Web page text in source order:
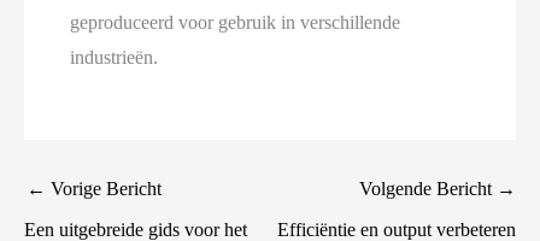
geproduceerd voor gebruik in verschillende
industrieën.
← Vorige Bericht
Een uitgebreide gids voor het
Volgende Bericht →
Efficiëntie en output verbeteren